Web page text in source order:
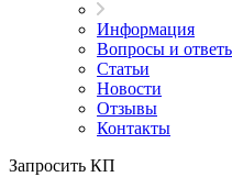
Информация
Вопросы и
Статьи
Новости
Отзывы
Контакты
Запросить КП